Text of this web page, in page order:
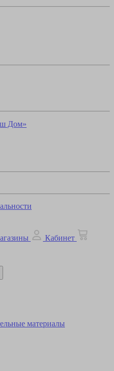
Дом»
Кабинет
материалы